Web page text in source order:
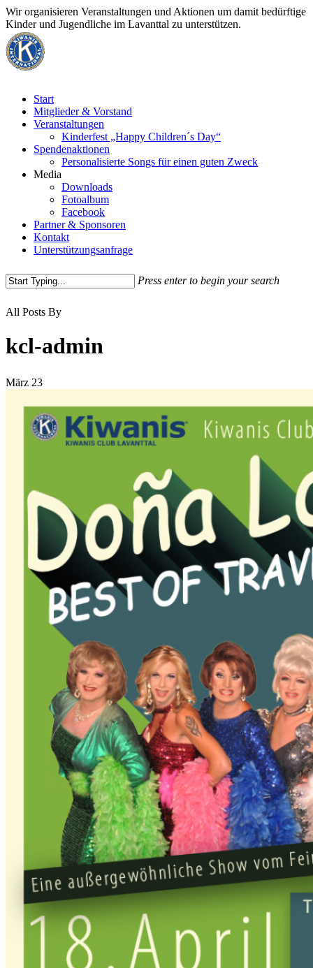
Skip
to
main
content
Wir organisieren Veranstaltungen und Aktionen um damit bedürftige
Kinder und Jugendliche im Lavanttal zu unterstützen.
Menu
Start
Mitglieder & Vorstand
Veranstaltungen
Kinderfest „Happy Children´s Day“
Spendenaktionen
Personalisierte Songs für einen guten Zweck
Media
Downloads
Fotoalbum
Facebook
Partner & Sponsoren
Kontakt
Unterstützungsanfrage
Press enter to begin your search
Close
All Posts By
kcl-admin
März 23